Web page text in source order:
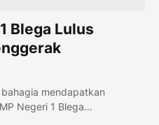
Blega Lulus
mendapatkan
Negeri 1 Blega…